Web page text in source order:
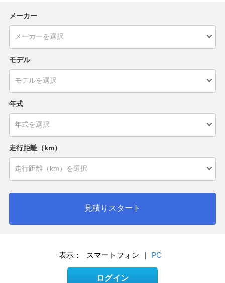
メーカー
モデル
年式
走行距離（km）
見積りスタート
表示： スマートフォン | PC
ログイン